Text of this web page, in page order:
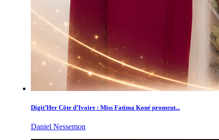
Digit’Her Côte d’Ivoire : Miss Fatima Koné promeut...
Daniel Nessemon